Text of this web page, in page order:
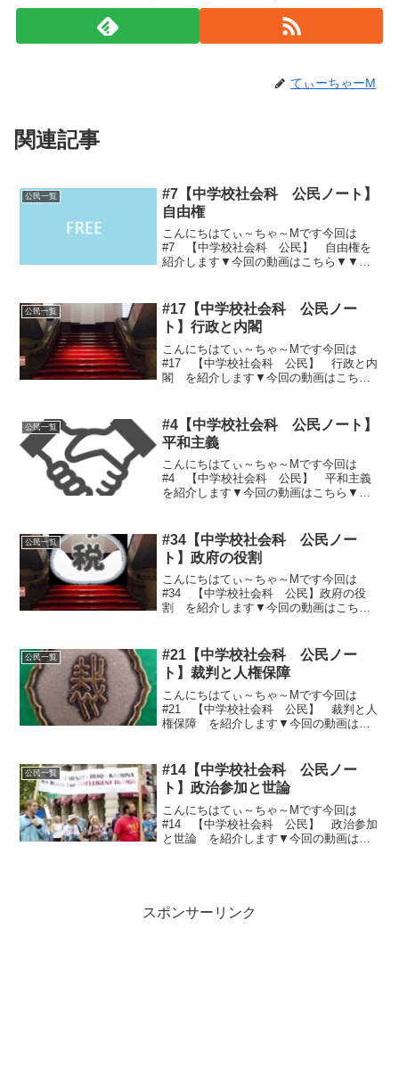
てぃーちゃーM
関連記事
公民一覧
#7【中学校社会科 公民ノート】
自由権
こんにちはてぃ～ちゃ～Mです今回は
#7 【中学校社会科 公民】 自由権を
紹介します▼今回の動画はこちら▼▼今
利。 人間として生きて
いくために、自由に考え行動すること
を...
公民一覧
#17【中学校社会科 公民ノー
ト】行政と内閣
こんにちはてぃ～ちゃ～Mです今回は
#17 【中学校社会科 公民】 行政と内
閣 を紹介します▼今回の動画はこちら
に属する」（憲法６５条）・・・国会が
決めた法律・予算にもと...
公民一覧
#4【中学校社会科 公民ノート】
平和主義
こんにちはてぃ～ちゃ～Mです今回は
#4 【中学校社会科 公民】 平和主義
を紹介します▼今回の動画はこちら▼▼
戦争の惨禍が起こることのないようにす
る」憲法９条「戦争と武力...
公民一覧
#34【中学校社会科 公民ノー
ト】政府の役割
こんにちはてぃ～ちゃ～Mです今回は
#34 【中学校社会科 公民】政府の役
割 を紹介します▼今回の動画はこちら
場・・・ものやサービスの生産財
政・・・１、資源配分の調整（国民...
公民一覧
#21【中学校社会科 公民ノー
ト】裁判と人権保障
こんにちはてぃ～ちゃ～Mです今回は
#21 【中学校社会科 公民】 裁判と人
権保障 を紹介します▼今回の動画はこ
義・私たちの権利は最終的には裁判によ
って確保される・裁判所は...
公民一覧
#14【中学校社会科 公民ノー
ト】政治参加と世論
こんにちはてぃ～ちゃ～Mです今回は
#14 【中学校社会科 公民】 政治参加
と世論 を紹介します▼今回の動画はこ
スポンサーリンク